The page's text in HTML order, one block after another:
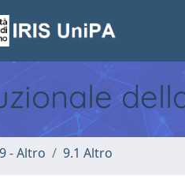
- Altro 9.1 Altro